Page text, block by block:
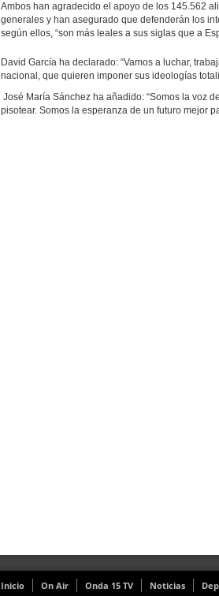
Ambos han agradecido el apoyo de los 145.562
generales y han asegurado que defenderán los
según ellos, “son más leales a sus siglas que a
David García ha declarado: “Vamos a luchar,
nacional, que quieren imponer sus ideologías
José María Sánchez ha añadido: “Somos la voz
pisotear. Somos la esperanza de un futuro mejor
Inicio On Air Onda 15 TV Noticias